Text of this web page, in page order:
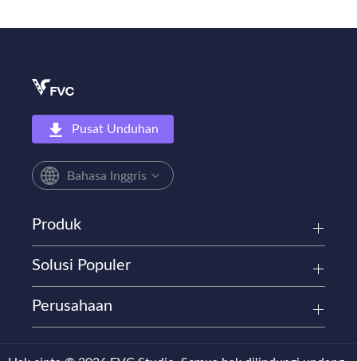
Pusat Unduhan
Bahasa Inggris
Produk
Solusi Populer
Perusahaan